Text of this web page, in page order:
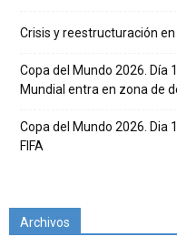
Crisis y reestructuración
Copa del Mundo 2026. Día
Mundial entra en zona de
Copa del Mundo 2026. Dia
FIFA
Archivos